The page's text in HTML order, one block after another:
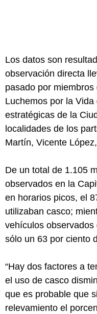
Los datos son
observación directa
pasado por miembros
Luchemos por la
estratégicas de la
localidades de los
Martín, Vicente
De un total de 1.105
observados en la
en horarios picos, el
utilizaban casco;
vehículos
sólo un 63 por ciento
“Hay dos factores a
el uso de casco
que es probable que
relevamiento el